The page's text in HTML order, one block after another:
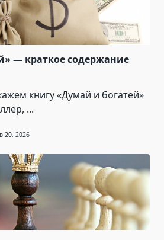
— краткое содержание
книгу «Думай и богатей»
...
20, 2026